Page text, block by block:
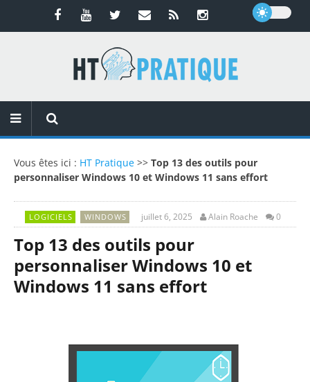
Vous êtes ici : HT Pratique >> Top 13 des outils pour
personnaliser Windows 10 et Windows 11 sans effort
LOGICIELS WINDOWS juillet 6, 2025 Alain Roache 0
Top 13 des outils pour
personnaliser Windows 10 et
Windows 11 sans effort